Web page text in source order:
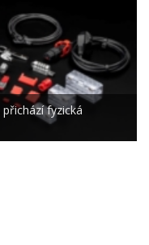
fyzická